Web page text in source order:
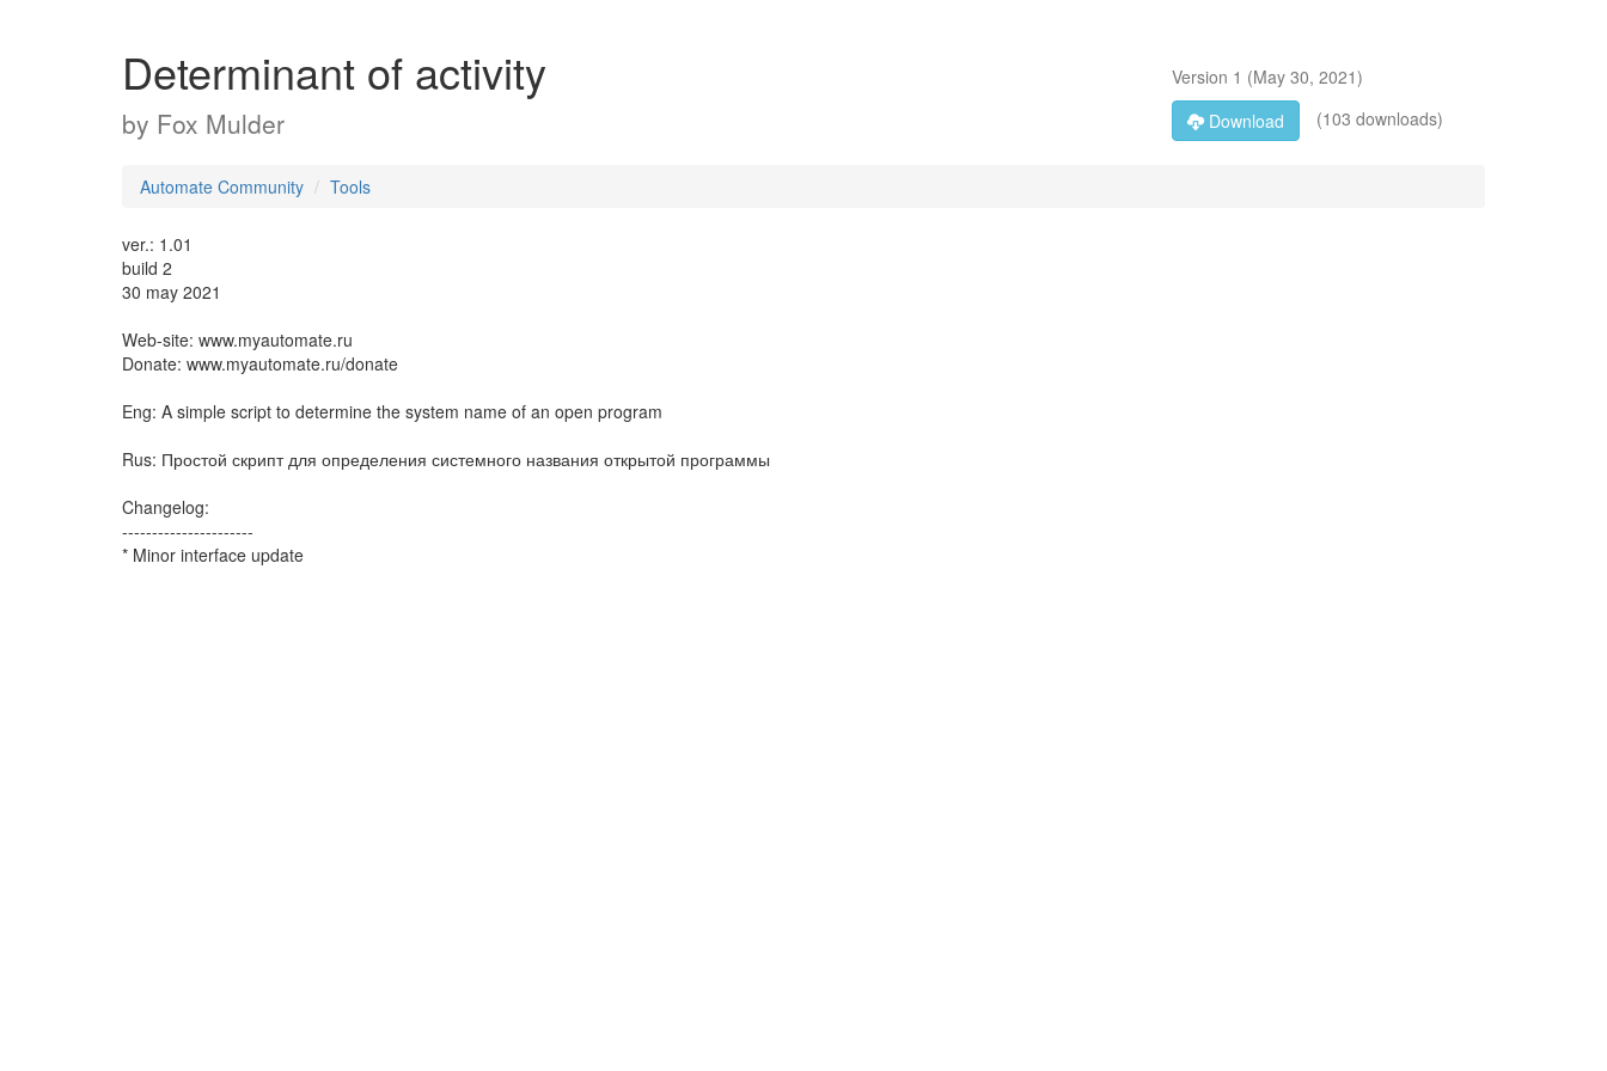
Determinant of activity
by Fox Mulder
Version 1 (May 30, 2021)
Download
(103 downloads)
Automate Community Tools
ver.: 1.01
build 2
30 may 2021
Web-site: www.myautomate.ru
Donate: www.myautomate.ru/donate
Eng: A simple script to determine the system name of an open program
Rus: Простой скрипт для определения системного названия открытой программы
Changelog:
----------------------
* Minor interface update